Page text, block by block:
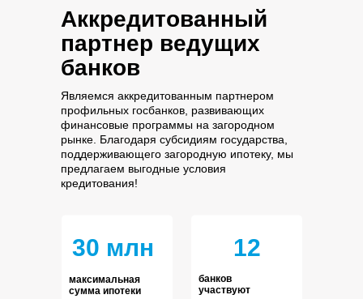
12
банков
участвуют
30 млн
максимальная
сумма ипотеки
Аккредитованный
партнер ведущих
банков
Являемся аккредитованным партнером
профильных госбанков, развивающих
финансовые программы на загородном
рынке. Благодаря субсидиям государства,
поддерживающего загородную ипотеку, мы
предлагаем выгодные условия
кредитования!